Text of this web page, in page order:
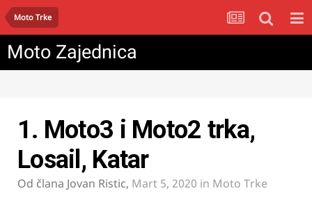
Moto Trke
Moto Zajednica
1. Moto3 i Moto2 trka,
Losail, Katar
Od člana Jovan Ristic, Mart 5, 2020 in Moto Trke